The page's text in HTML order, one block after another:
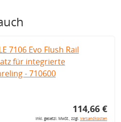
7106 Evo Flush Rail
für integrierte
- 710600
114,66 €
inkl. gesetzl. MwSt., zzgl.Versandkosten